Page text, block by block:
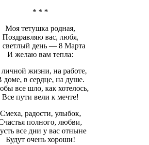
* * *
Моя тетушка родная,
Поздравляю вас, любя,
светлый день — 8 Марта
И желаю вам тепла:
жизни, на работе,
доме, в сердце, на душе.
все шло, как хотелось,
Все пути вели к мечте!
Смеха, радости, улыбок,
полного, любви,
все дни у вас отныне
Будут очень хороши!